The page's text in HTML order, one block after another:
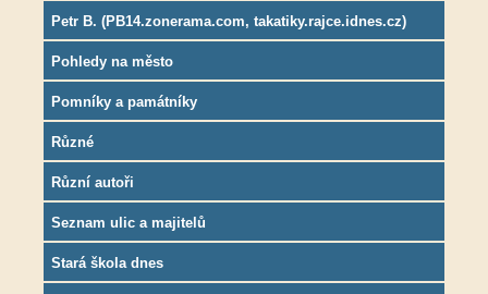
Petr B. (PB14.zonerama.com, takatiky.rajce.idnes.cz)
Pohledy na město
Pomníky a památníky
Různé
Různí autoři
Seznam ulic a majitelů
Stará škola dnes